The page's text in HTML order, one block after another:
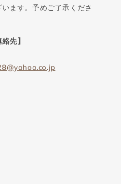
ます。予めご了承くださ
先】